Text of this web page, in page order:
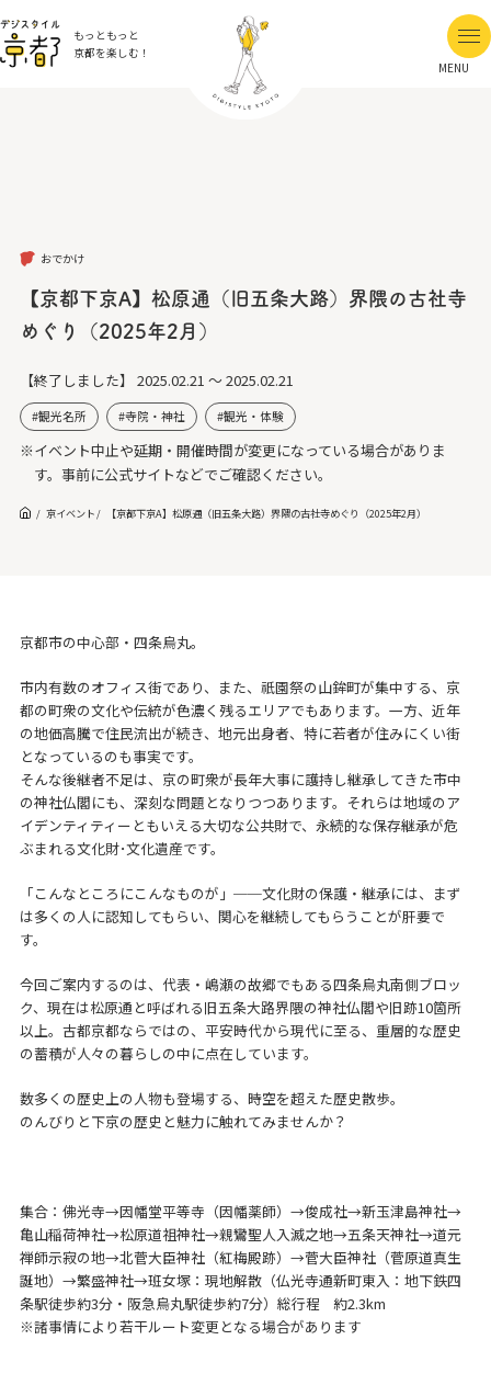
もっともっと
京都を楽しむ！
MENU
おでかけ
【京都下京A】松原通（旧五条大路）界隈の古社寺
めぐり（2025年2月）
【終了しました】 2025.02.21 ～ 2025.02.21
観光名所 寺院・神社 観光・体験
※イベント中止や延期・開催時間が変更になっている場合がありま
す。事前に公式サイトなどでご確認ください。
京イベント 【京都下京A】松原通（旧五条大路）界隈の古社寺めぐり（2025年2月）
京都市の中心部・四条烏丸。
市内有数のオフィス街であり、また、祇園祭の山鉾町が集中する、京
都の町衆の文化や伝統が色濃く残るエリアでもあります。一方、近年
の地価高騰で住民流出が続き、地元出身者、特に若者が住みにくい街
となっているのも事実です。
そんな後継者不足は、京の町衆が長年大事に護持し継承してきた市中
の神社仏閣にも、深刻な問題となりつつあります。それらは地域のア
イデンティティーともいえる大切な公共財で、永続的な保存継承が危
ぶまれる文化財･文化遺産です。
「こんなところにこんなものが」──文化財の保護・継承には、まず
は多くの人に認知してもらい、関心を継続してもらうことが肝要で
す。
今回ご案内するのは、代表・嶋瀬の故郷でもある四条烏丸南側ブロッ
ク、現在は松原通と呼ばれる旧五条大路界隈の神社仏閣や旧跡10箇所
以上。古都京都ならではの、平安時代から現代に至る、重層的な歴史
の蓄積が人々の暮らしの中に点在しています。
数多くの歴史上の人物も登場する、時空を超えた歴史散歩。
のんびりと下京の歴史と魅力に触れてみませんか？
集合：佛光寺→因幡堂平等寺（因幡薬師）→俊成社→新玉津島神社→
亀山稲荷神社→松原道祖神社→親鸞聖人入滅之地→五条天神社→道元
禅師示寂の地→北菅大臣神社（紅梅殿跡）→菅大臣神社（菅原道真生
誕地）→繁盛神社→班女塚：現地解散（仏光寺通新町東入：地下鉄四
条駅徒歩約3分・阪急烏丸駅徒歩約7分）総行程 約2.3km
※諸事情により若干ルート変更となる場合があります